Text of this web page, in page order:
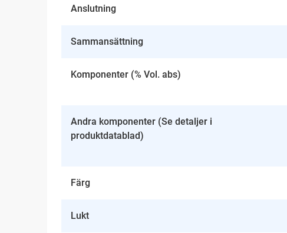
Anslutning
Sammansättning
Komponenter (% Vol. abs)
Andra komponenter (Se detaljer i
produktdatablad)
Färg
Lukt